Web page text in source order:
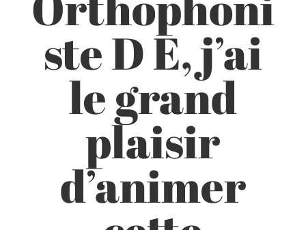
ste D E, j’ai
le grand
plaisir
d’animer